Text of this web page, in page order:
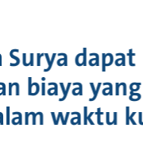
Surya dapat
biaya
waktu